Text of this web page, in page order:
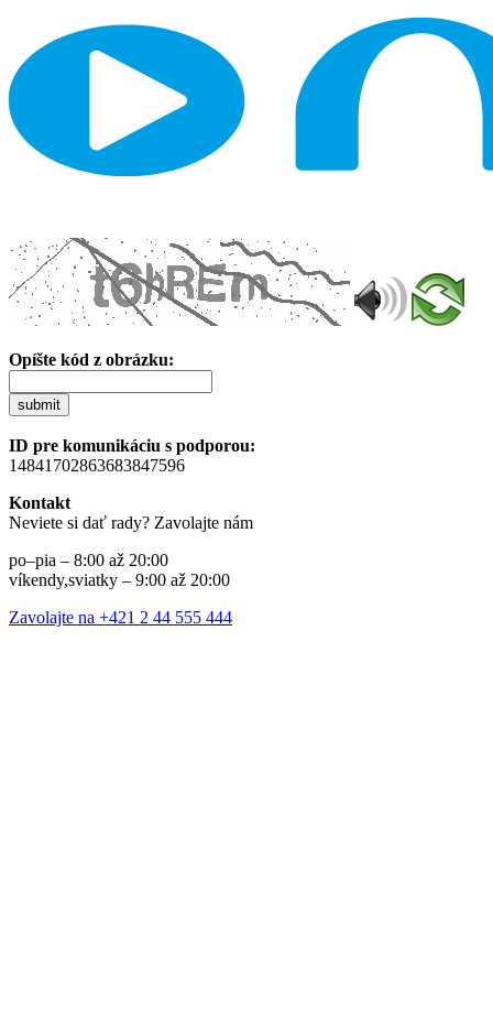
Opíšte kód z obrázku:
submit
ID pre komunikáciu s podporou:
14841702863683847596
Kontakt
Neviete si dať rady? Zavolajte nám
po–pia – 8:00 až 20:00
víkendy,sviatky – 9:00 až 20:00
Zavolajte na +421 2 44 555 444